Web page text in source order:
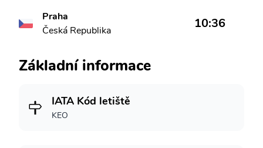
Praha
Česká Republika
10:36
Základní informace
IATA Kód letiště
KEO